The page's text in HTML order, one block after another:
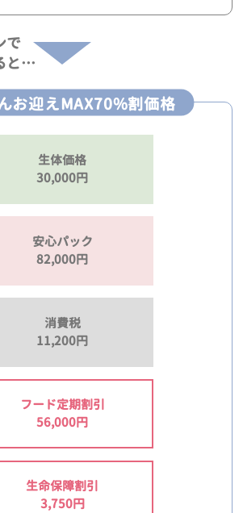
で
と…
お迎えMAX70%割価格
生体価格
30,000円
安心パック
82,000円
消費税
11,200円
フード定期割引
56,000円
生命保障割引
3,750円